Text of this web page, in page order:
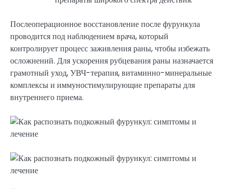
Послеоперационное восстановление после фурункула
проводится под наблюдением врача, который
контролирует процесс заживления раны, чтобы избежать
осложнений. Для ускорения рубцевания раны назначается
грамотный уход, УВЧ-терапия, витаминно-минеральные
комплексы и иммуностимулирующие препараты для
внутреннего приема.